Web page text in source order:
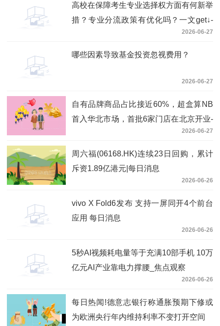
高校在保障考生专业选择权方面有何新举
措？专业分流政策有优化吗？一文get↓-
2026-06-27
哪些因素导致基金投资忽视费用？
2026-06-27
自有品牌商品占比接近60%，超盒算NB
首入华北市场，首批6家门店在北京开业-
2026-06-27
周六福(06168.HK)连续23日回购，累计
斥资1.89亿港元|每日消息
2026-06-26
vivo X Fold6发布 支持一屏同开4个前台
应用 每日消息
2026-06-26
5秒AI视频耗电量等于充满10部手机 10万
亿元AI产业靠电力撑腰_焦点观察
2026-06-26
每日热闻!德意志银行称通胀预期下修或
为欧洲央行年内维持利率不变打开空间